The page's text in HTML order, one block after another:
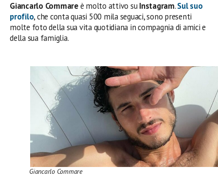
Giancarlo Commareè molto attivo suInstagram.Sul suo
profilo, che conta quasi 500 mila seguaci, sono presenti
molte foto della sua vita quotidiana in compagnia di amici e
della sua famiglia.
Giancarlo Commare